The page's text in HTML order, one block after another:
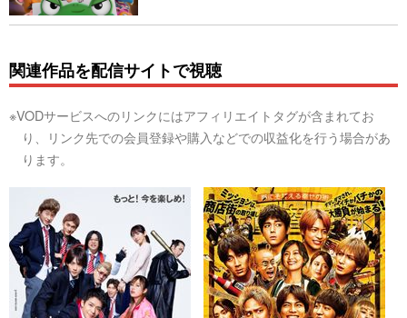
関連作品を配信サイトで視聴
※VODサービスへのリンクにはアフィリエイトタグが含まれてお
り、リンク先での会員登録や購入などでの収益化を行う場合があ
ります。